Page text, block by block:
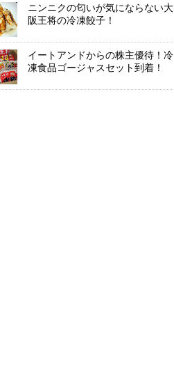
ニンニクの匂いが気にならない大
阪王将の冷凍餃子！
イートアンドからの株主優待！冷
凍食品ゴージャスセット到着！